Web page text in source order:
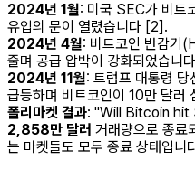
2024년 1월: 미국 SEC가 비트
유입의 문이 열렸습니다 [2].
2024년 4월: 비트코인 반감기
줄며 공급 압박이 강화되었습니
2024년 11월: 트럼프 대통령 당
급등하며 비트코인이 10만 달러
폴리마켓 결과: "Will Bitcoin hit
2,858만 달러 거래량으로 종료
는 마켓들도 모두 종료 상태입니